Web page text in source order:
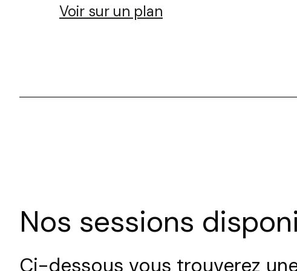
Voir sur un plan
Nos sessions
Ci-dessous vous trouverez